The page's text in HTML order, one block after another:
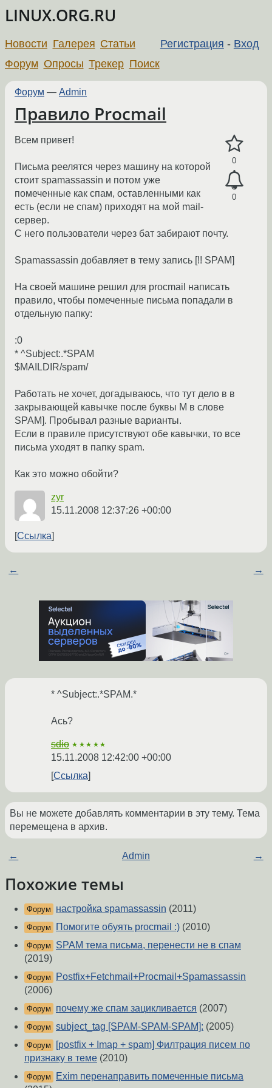
LINUX.ORG.RU
Регистрация - Вход
Новости Галерея Статьи
Форум Опросы Трекер Поиск
Форум — Admin
Правило Procmail
0
0
Всем привет!
Письма реелятся через машину на которой
стоит spamassassin и потом уже
помеченные как спам, оставленными как
есть (если не спам) приходят на мой mail-
сервер.
С него пользователи через бат забирают почту.
Spamassassin добавляет в тему запись [!! SPAM]
На своей машине решил для procmail написать
правило, чтобы помеченные письма попадали в
отдельную папку:
:0
* ^Subject:.*SPAM
$MAILDIR/spam/
Работать не хочет, догадываюсь, что тут дело в в
закрывающей кавычке после буквы M в слове
SPAM]. Пробывал разные варианты.
Если в правиле присутствуют обе кавычки, то все
письма уходят в папку spam.
Как это можно обойти?
zyr
15.11.2008 12:37:26 +00:00
Ссылка
← →
* ^Subject:.*SPAM.*
Ась?
sdio ★★★★★
15.11.2008 12:42:00 +00:00
Ссылка
Вы не можете добавлять комментарии в эту тему. Тема
перемещена в архив.
← Admin →
Похожие темы
Форум настройка spamassassin (2011)
Форум Помогите обуять procmail :) (2010)
Форум
SPAM тема письма, перенести не в спам
(2019)
Форум
Postfix+Fetchmail+Procmail+Spamassassin
(2006)
Форум почему же спам зацикливается (2007)
Форум subject_tag [SPAM-SPAM-SPAM]: (2005)
Форум
[postfix + Imap + spam] Филтрация писем по
признаку в теме (2010)
Форум
Exim перенаправить помеченные письма